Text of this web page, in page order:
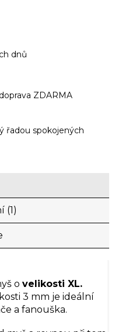
dnů
ZDARMA
řadou spokojených
(1)
o velikosti XL.
3 mm je ideální
a fanouška.